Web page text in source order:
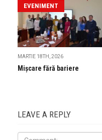
EVENIMENT
MARTIE 18TH, 2026
Mișcare fără bariere
LEAVE A REPLY